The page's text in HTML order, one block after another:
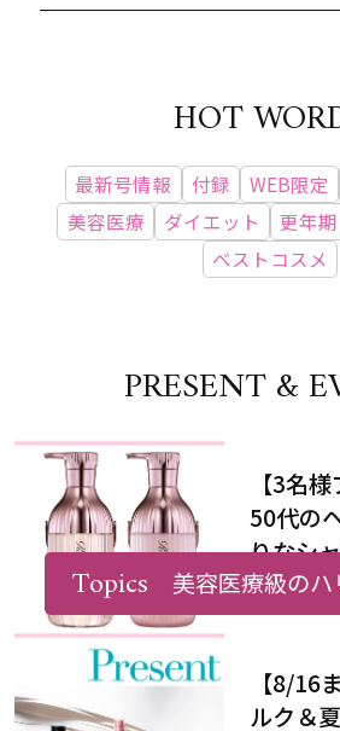
HOT
最新号情報 付録 WEB限定
美容医療
ダイエット 更年期
ベストコスメ
PRESENT &
【3名
50代の
りなシ
メント
処！
【8/16
ルク＆
Topics 美容医療級の